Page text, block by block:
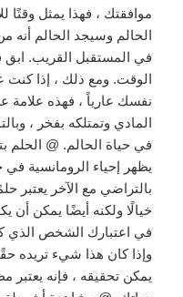
موافقتك ، فهذا يمثل وقتًا
الحالم وسيجد الحالم أنه
في المستقبل القريب.
الوقت. ومع ذلك ، إذا
نفسك عارياً ، فهذه
المادي وتمتلكه بفخر ،
في حياة الحالم. @
يظهر إحياء الرومانسية
بالتراضي مع الآخر يعتبر
خيالًا ولكنه أيضًا يمكن
في اعتبارك الشخص
وإذا كان هذا شيء تريده
يمكن تحقيقه ، فإنه